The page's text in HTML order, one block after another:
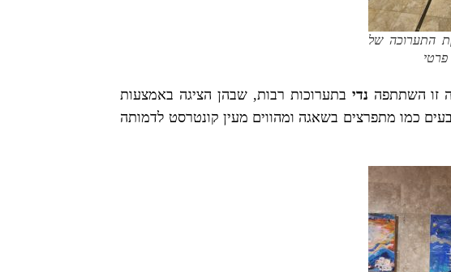
התערוכה של
פרטי
זו השתתפה נדי בתערוכות רבות, שבהן הציגה באמצעות
כמו מתפרצים בשאגה ומהווים מעין קונטרסט לדמותה